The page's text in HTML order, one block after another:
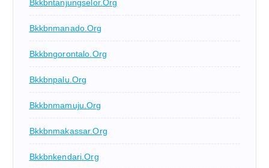
Bkkbntanjungselor.org
Bkkbnmanado.org
Bkkbngorontalo.org
Bkkbnpalu.org
Bkkbnmamuju.org
Bkkbnmakassar.org
Bkkbnkendari.org